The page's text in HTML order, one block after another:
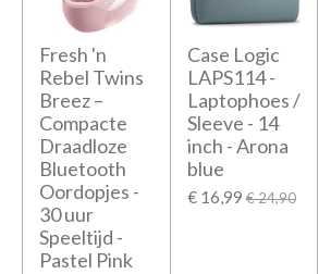
Fresh 'n
Rebel Twins
Breez –
Compacte
Draadloze
Bluetooth
Oordopjes -
30 uur
Speeltijd -
Pastel Pink
Case Logic
LAPS114 -
Laptophoes /
Sleeve - 14
inch - Arona
blue
€ 16,99 € 24,90